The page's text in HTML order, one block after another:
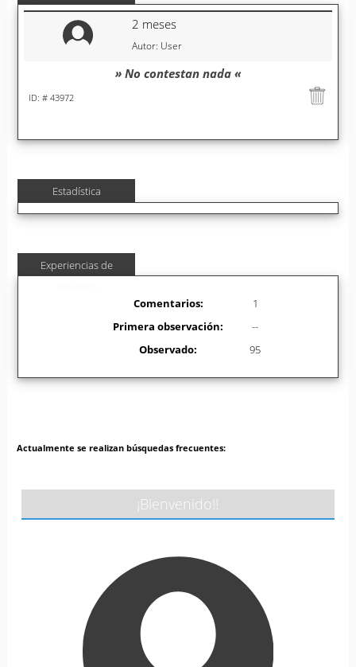
Autor: User
2 meses
ID: # 43972
» No contestan nada «
Estadística
Experiencias de
Comentarios:
1
Primera observación:
--
Observado:
95
Actualmente se realizan búsquedas frecuentes:
¡Bienvenido!!